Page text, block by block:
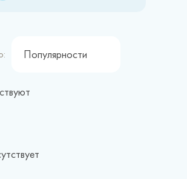
Популярности